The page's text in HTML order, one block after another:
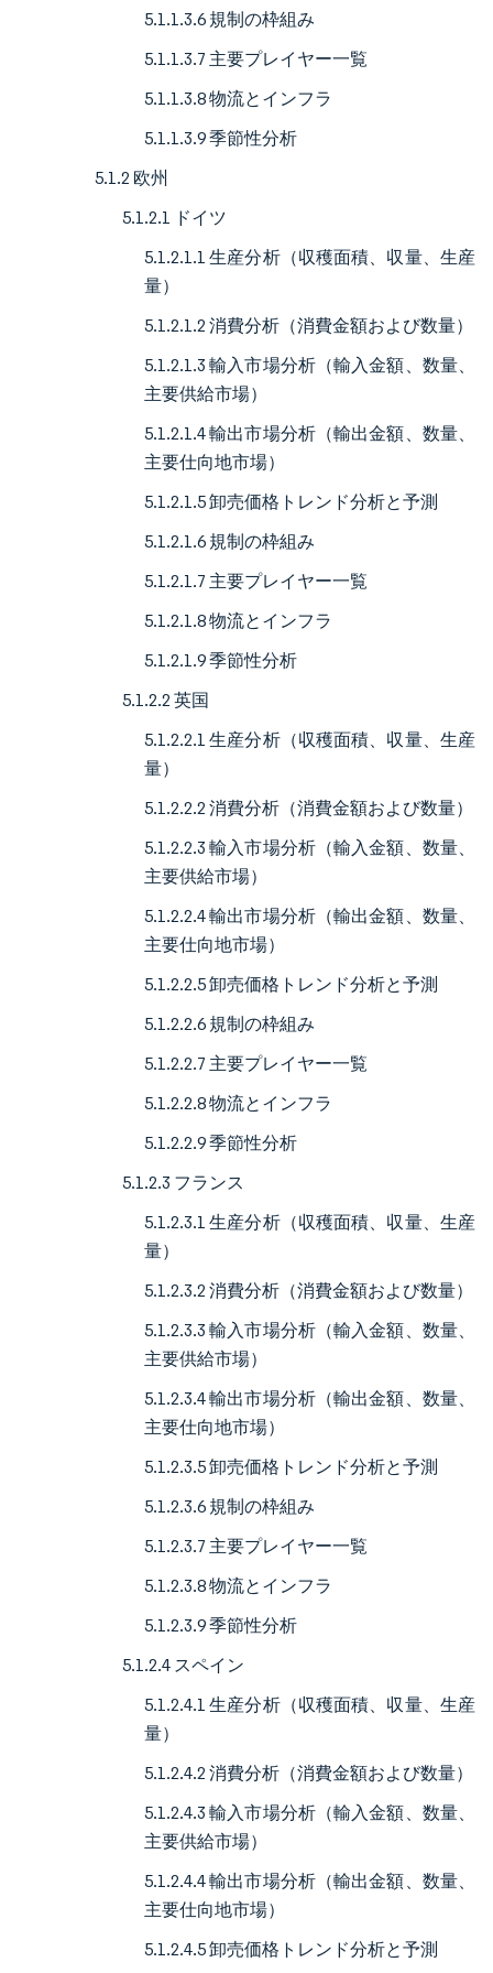
5.1.1.3.6 規制の枠組み
5.1.1.3.7 主要プレイヤー一覧
5.1.1.3.8 物流とインフラ
5.1.1.3.9 季節性分析
5.1.2 欧州
5.1.2.1 ドイツ
5.1.2.1.1 生産分析（収穫面積、収量、生産
量）
5.1.2.1.2 消費分析（消費金額および数量）
5.1.2.1.3 輸入市場分析（輸入金額、数量、
主要供給市場）
5.1.2.1.4 輸出市場分析（輸出金額、数量、
主要仕向地市場）
5.1.2.1.5 卸売価格トレンド分析と予測
5.1.2.1.6 規制の枠組み
5.1.2.1.7 主要プレイヤー一覧
5.1.2.1.8 物流とインフラ
5.1.2.1.9 季節性分析
5.1.2.2 英国
5.1.2.2.1 生産分析（収穫面積、収量、生産
量）
5.1.2.2.2 消費分析（消費金額および数量）
5.1.2.2.3 輸入市場分析（輸入金額、数量、
主要供給市場）
5.1.2.2.4 輸出市場分析（輸出金額、数量、
主要仕向地市場）
5.1.2.2.5 卸売価格トレンド分析と予測
5.1.2.2.6 規制の枠組み
5.1.2.2.7 主要プレイヤー一覧
5.1.2.2.8 物流とインフラ
5.1.2.2.9 季節性分析
5.1.2.3 フランス
5.1.2.3.1 生産分析（収穫面積、収量、生産
量）
5.1.2.3.2 消費分析（消費金額および数量）
5.1.2.3.3 輸入市場分析（輸入金額、数量、
主要供給市場）
5.1.2.3.4 輸出市場分析（輸出金額、数量、
主要仕向地市場）
5.1.2.3.5 卸売価格トレンド分析と予測
5.1.2.3.6 規制の枠組み
5.1.2.3.7 主要プレイヤー一覧
5.1.2.3.8 物流とインフラ
5.1.2.3.9 季節性分析
5.1.2.4 スペイン
5.1.2.4.1 生産分析（収穫面積、収量、生産
量）
5.1.2.4.2 消費分析（消費金額および数量）
5.1.2.4.3 輸入市場分析（輸入金額、数量、
主要供給市場）
5.1.2.4.4 輸出市場分析（輸出金額、数量、
主要仕向地市場）
5.1.2.4.5 卸売価格トレンド分析と予測